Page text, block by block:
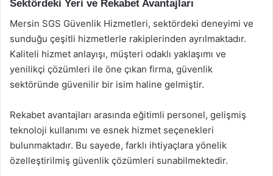
Sektördeki Yeri ve Rekabet Avantajları
Mersin SGS Güvenlik Hizmetleri, sektördeki deneyimi ve
sunduğu çeşitli hizmetlerle rakiplerinden ayrılmaktadır.
Kaliteli hizmet anlayışı, müşteri odaklı yaklaşımı ve
yenilikçi çözümleri ile öne çıkan firma, güvenlik
sektöründe güvenilir bir isim haline gelmiştir.
Rekabet avantajları arasında eğitimli personel, gelişmiş
teknoloji kullanımı ve esnek hizmet seçenekleri
bulunmaktadır. Bu sayede, farklı ihtiyaçlara yönelik
özelleştirilmiş güvenlik çözümleri sunabilmektedir.